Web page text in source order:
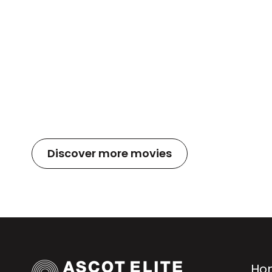
Discover more movies